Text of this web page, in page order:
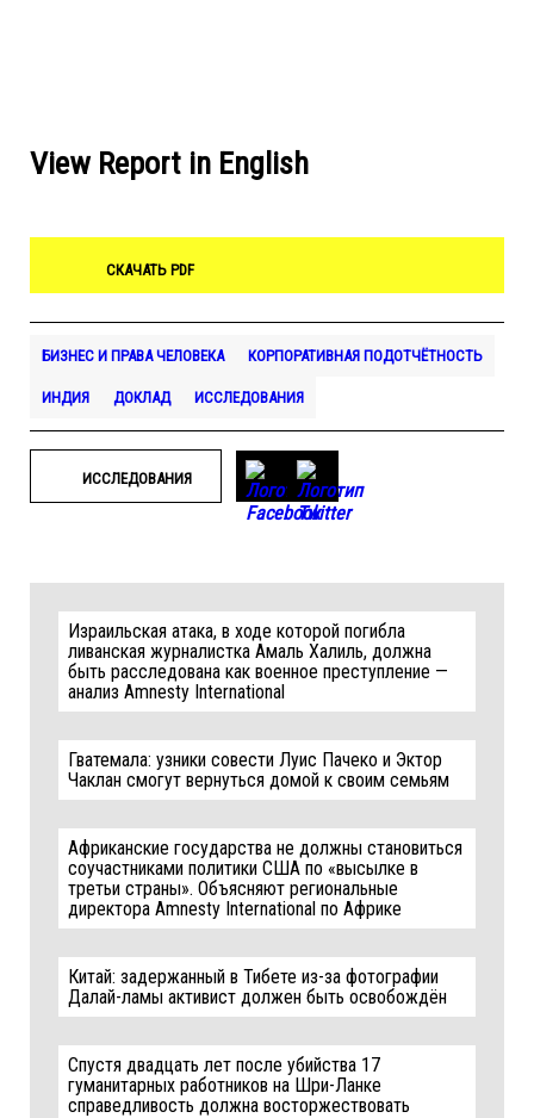
View Report in English
СКАЧАТЬ PDF
БИЗНЕС И ПРАВА ЧЕЛОВЕКА КОРПОРАТИВНАЯ ПОДОТЧЁТНОСТЬ
ИНДИЯ ДОКЛАД ИССЛЕДОВАНИЯ
ИССЛЕДОВАНИЯ
Израильская атака, в ходе которой погибла
ливанская журналистка Амаль Халиль, должна
быть расследована как военное преступление —
анализ Amnesty International
Гватемала: узники совести Луис Пачеко и Эктор
Чаклан смогут вернуться домой к своим семьям
Африканские государства не должны становиться
соучастниками политики США по «высылке в
третьи страны». Объясняют региональные
директора Amnesty International по Африке
Китай: задержанный в Тибете из-за фотографии
Далай-ламы активист должен быть освобождён
Спустя двадцать лет после убийства 17
гуманитарных работников на Шри-Ланке
справедливость должна восторжествовать